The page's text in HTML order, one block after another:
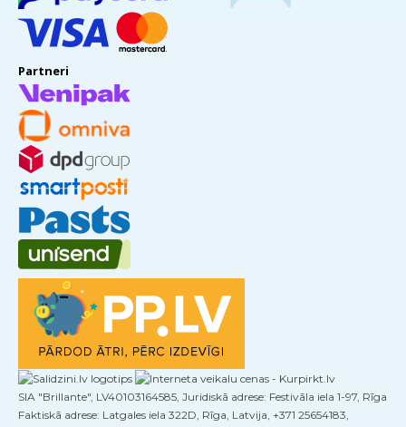
Partneri
SIA "Brillante", LV40103164585, Juridiskā adrese: Festivāla iela 1-97, Rīga
Faktiskā adrese: Latgales iela 322D, Rīga, Latvija, +371 25654183,